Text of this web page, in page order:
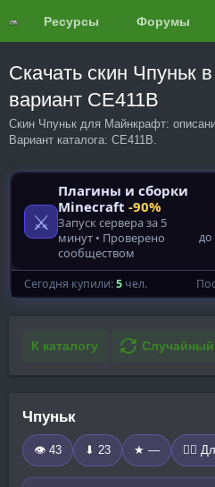
Ресурсы Форумы
Скачать скин
вариант CE411B
Скин Чпуньк для Майнкрафт:
Вариант каталога: CE411B.
К каталогу Случайный
Чпуньк
👁 43 ⬇ 23 ★ — 🧍‍♂️